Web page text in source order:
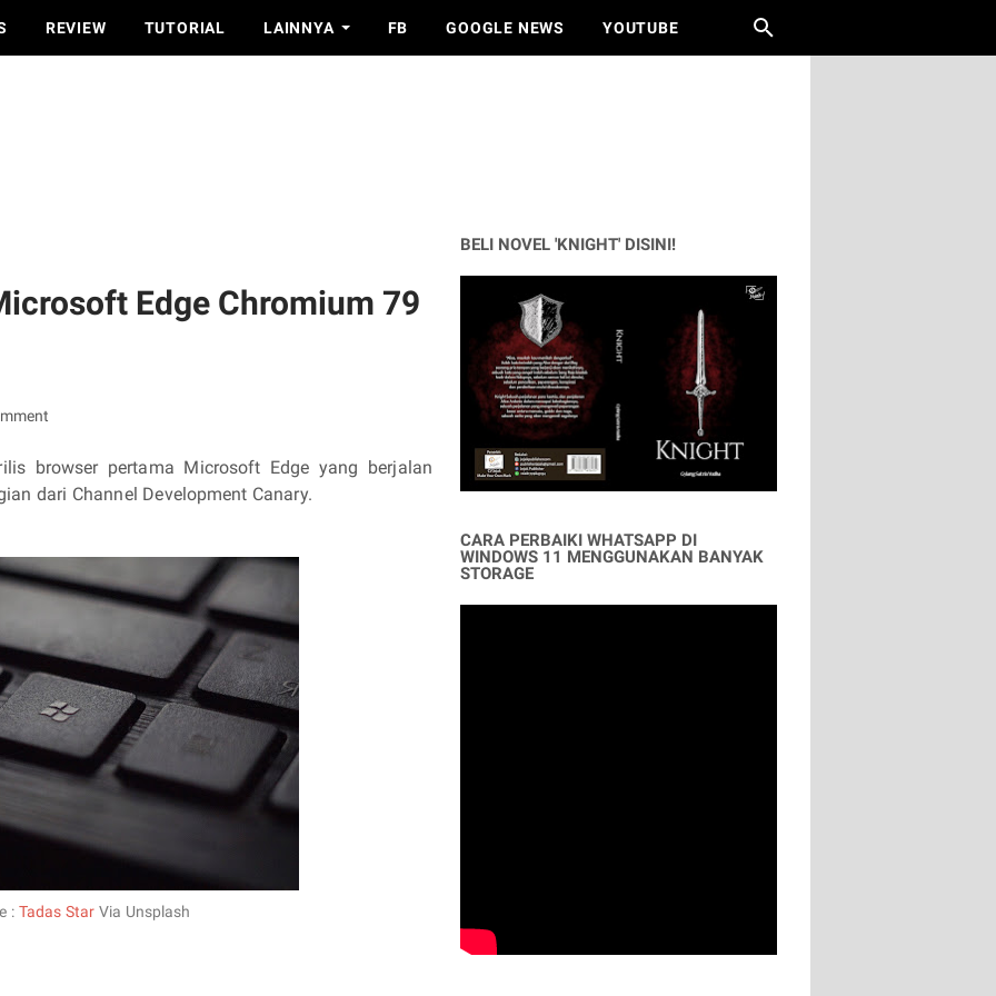
REVIEW TUTORIAL LAINNYA FB GOOGLE NEWS YOUTUBE
Edge Chromium 79
browser pertama Microsoft Edge yang berjalan
dari Channel Development Canary.
: Tadas Star Via Unsplash
BELI NOVEL 'KNIGHT' DISINI!
CARA PERBAIKI WHATSAPP DI
WINDOWS 11 MENGGUNAKAN BANYAK
STORAGE